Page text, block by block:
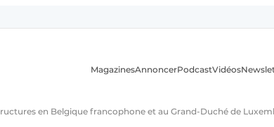
en Belgique francophone et au Grand-Duché de
MagazinesAnnoncerPodcastVidéos